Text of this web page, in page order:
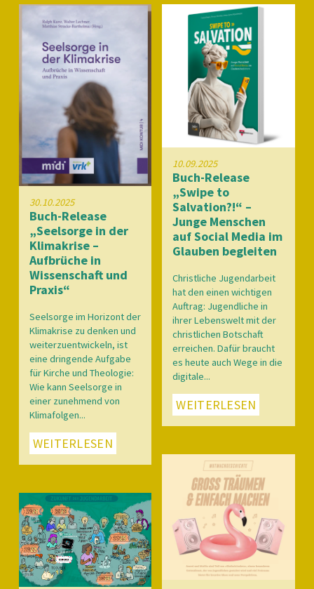
30.10.2025
Buch-Release
„Seelsorge in der
Klimakrise –
Aufbrüche in
Wissenschaft und
Praxis“
Seelsorge im Horizont der
Klimakrise zu denken und
weiterzuentwickeln, ist
eine dringende Aufgabe
für Kirche und Theologie:
Wie kann Seelsorge in
einer zunehmend von
Klimafolgen...
WEITERLESEN
10.09.2025
Buch-Release
„Swipe to
Salvation?!“ –
Junge Menschen
auf Social Media im
Glauben begleiten
Christliche Jugendarbeit
hat den einen wichtigen
Auftrag: Jugendliche in
ihrer Lebenswelt mit der
christlichen Botschaft
erreichen. Dafür braucht
es heute auch Wege in die
digitale...
WEITERLESEN